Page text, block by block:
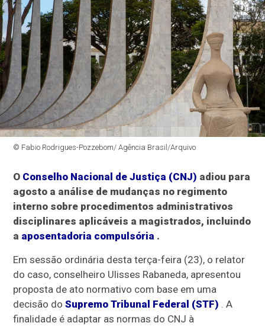
© Fabio Rodrigues-Pozzebom/ Agência Brasil/Arquivo
O Conselho Nacional de Justiça (CNJ) adiou para
agosto a análise de mudanças no regimento
interno sobre procedimentos administrativos
disciplinares aplicáveis a magistrados, incluindo
a aposentadoria compulsória .
Em sessão ordinária desta terça-feira (23), o relator
do caso, conselheiro Ulisses Rabaneda, apresentou
proposta de ato normativo com base em uma
decisão doSupremo Tribunal Federal (STF) . A
finalidade é adaptar as normas do CNJ à